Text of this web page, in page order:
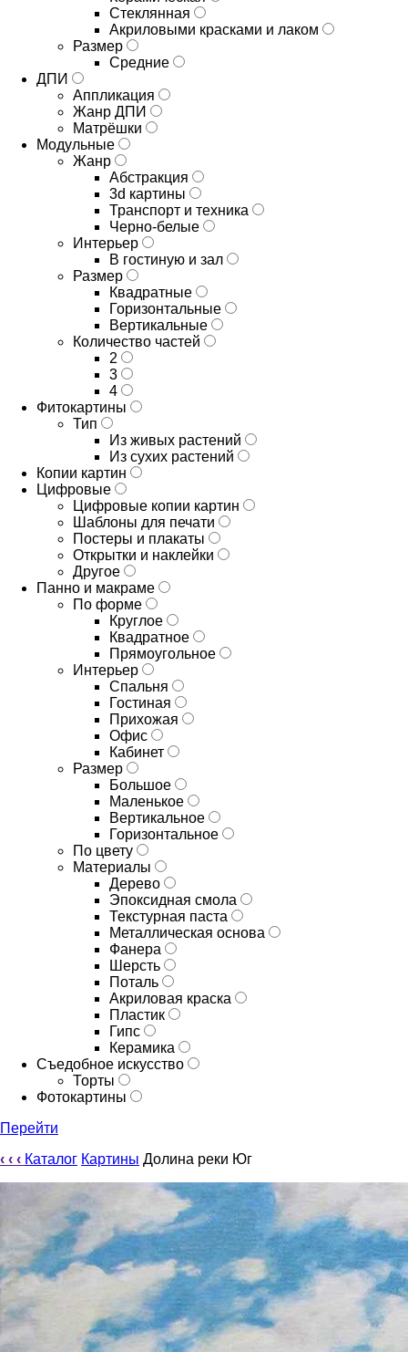
Стеклянная
Акриловыми красками и лаком
Размер
Средние
ДПИ
Аппликация
Жанр ДПИ
Матрёшки
Модульные
Жанр
Абстракция
3d картины
Транспорт и техника
Черно-белые
Интерьер
В гостиную и зал
Размер
Квадратные
Горизонтальные
Вертикальные
Количество частей
2
3
4
Фитокартины
Тип
Из живых растений
Из сухих растений
Копии картин
Цифровые
Цифровые копии картин
Шаблоны для печати
Постеры и плакаты
Открытки и наклейки
Другое
Панно и макраме
По форме
Круглое
Квадратное
Прямоугольное
Интерьер
Спальня
Гостиная
Прихожая
Офис
Кабинет
Размер
Большое
Маленькое
Вертикальное
Горизонтальное
По цвету
Материалы
Дерево
Эпоксидная смола
Текстурная паста
Металлическая основа
Фанера
Шерсть
Поталь
Акриловая краска
Пластик
Гипс
Керамика
Съедобное искусство
Торты
Фотокартины
Перейти
‹ ‹ ‹ Каталог Картины Долина реки Юг